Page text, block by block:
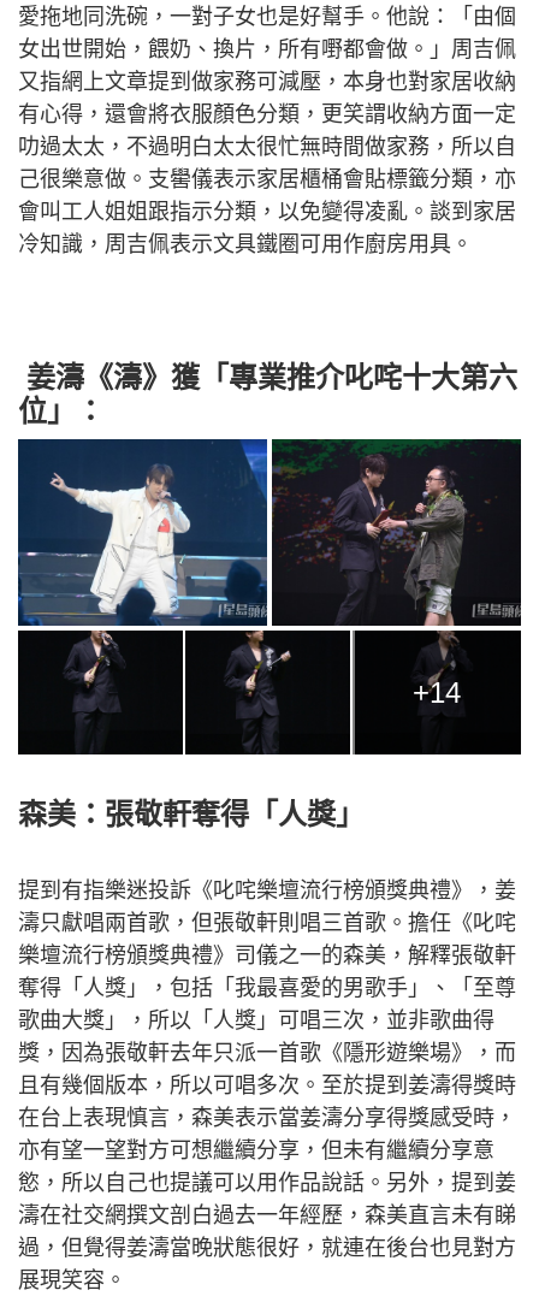
愛拖地同洗碗，一對子女也是好幫手。他說：「由個
女出世開始，餵奶、換片，所有嘢都會做。」周吉佩
又指網上文章提到做家務可減壓，本身也對家居收納
有心得，還會將衣服顏色分類，更笑謂收納方面一定
叻過太太，不過明白太太很忙無時間做家務，所以自
己很樂意做。支嚳儀表示家居櫃桶會貼標籤分類，亦
會叫工人姐姐跟指示分類，以免變得凌亂。談到家居
冷知識，周吉佩表示文具鐵圈可用作廚房用具。
姜濤《濤》獲「專業推介叱咤十大第六
位」：
+14
森美：張敬軒奪得「人獎」
提到有指樂迷投訴《叱咤樂壇流行榜頒獎典禮》，姜
濤只獻唱兩首歌，但張敬軒則唱三首歌。擔任《叱咤
樂壇流行榜頒獎典禮》司儀之一的森美，解釋張敬軒
奪得「人獎」，包括「我最喜愛的男歌手」、「至尊
歌曲大獎」，所以「人獎」可唱三次，並非歌曲得
獎，因為張敬軒去年只派一首歌《隱形遊樂場》，而
且有幾個版本，所以可唱多次。至於提到姜濤得獎時
在台上表現慎言，森美表示當姜濤分享得獎感受時，
亦有望一望對方可想繼續分享，但未有繼續分享意
慾，所以自己也提議可以用作品說話。另外，提到姜
濤在社交網撰文剖白過去一年經歷，森美直言未有睇
過，但覺得姜濤當晚狀態很好，就連在後台也見對方
展現笑容。